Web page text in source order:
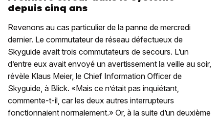
depuis cinq ans
Revenons au cas particulier de la panne de mercredi
dernier. Le commutateur de réseau défectueux de
Skyguide avait trois commutateurs de secours. L’un
d’entre eux avait envoyé un avertissement la veille au soir,
révèle Klaus Meier, le Chief Information Officer de
Skyguide, à Blick. «Mais ce n’était pas inquiétant,
commente-t-il, car les deux autres interrupteurs
fonctionnaient normalement.» Or, à la suite d’un deuxième